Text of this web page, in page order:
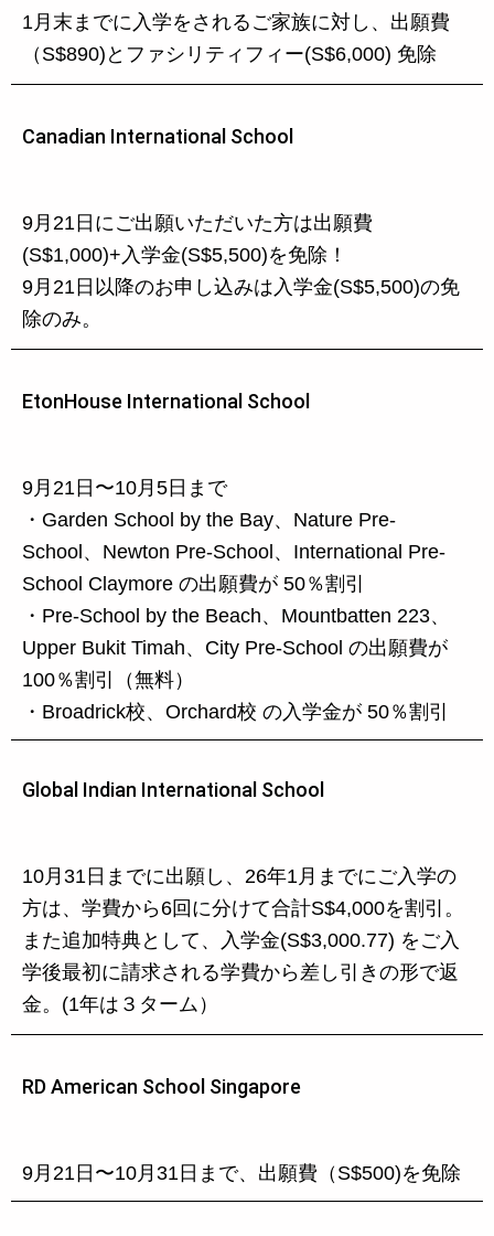
1月末までに入学をされるご家族に対し、出願費
（S$890)とファシリティフィー(S$6,000) 免除
Canadian International School
9月21日にご出願いただいた方は出願費
(S$1,000)+入学金(S$5,500)を免除！
9月21日以降のお申し込みは入学金(S$5,500)の免
除のみ。
EtonHouse International School
9月21日〜10月5日まで
・Garden School by the Bay、Nature Pre-
School、Newton Pre-School、International Pre-
School Claymore の出願費が 50％割引
・Pre-School by the Beach、Mountbatten 223、
Upper Bukit Timah、City Pre-School の出願費が
100％割引（無料）
・Broadrick校、Orchard校 の入学金が 50％割引
Global Indian International School
10月31日までに出願し、26年1月までにご入学の
方は、学費から6回に分けて合計S$4,000を割引。
また追加特典として、入学金(S$3,000.77) をご入
学後最初に請求される学費から差し引きの形で返
金。(1年は３ターム）
RD American School Singapore
9月21日〜10月31日まで、出願費（S$500)を免除